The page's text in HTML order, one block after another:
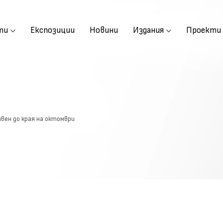
Експозиции Новини Издания Проекти
до края на октомври